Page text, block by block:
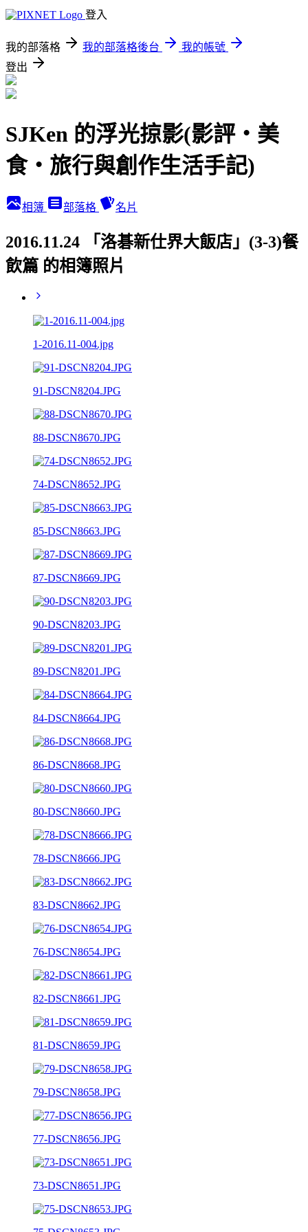
登入
我的部落格 我的部落格後台
我的帳號
登出
SJKen 的浮光掠影(影評‧美
食‧旅行與創作生活手記)
相簿 部落格 名片
2016.11.24 「洛碁新仕界大飯店」(3-3)餐
飲篇 的相簿照片
1-2016.11-004.jpg
91-DSCN8204.JPG
88-DSCN8670.JPG
74-DSCN8652.JPG
85-DSCN8663.JPG
87-DSCN8669.JPG
90-DSCN8203.JPG
89-DSCN8201.JPG
84-DSCN8664.JPG
86-DSCN8668.JPG
80-DSCN8660.JPG
78-DSCN8666.JPG
83-DSCN8662.JPG
76-DSCN8654.JPG
82-DSCN8661.JPG
81-DSCN8659.JPG
79-DSCN8658.JPG
77-DSCN8656.JPG
73-DSCN8651.JPG